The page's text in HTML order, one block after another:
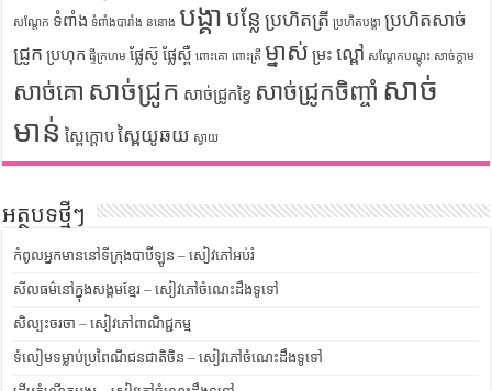
សណ្តែក ទំពាំង ទំពាំងបារាំង ននោង បង្គា បន្លែ ប្រហិតត្រី ប្រហិតបង្គា ប្រហិតសាច់
ជ្រូក ប្រហុក ផ្ទីក្រហម ផ្លែស៊ូ ផ្លែស្ពឺ ពោះគោ ពោះត្រី ម្នាស់ ម្រះ ល្ពៅ សណ្តែកបណ្តុះ សាច់ក្តាម
សាច់គោ សាច់ជ្រូក សាច់ជ្រូកខ្វៃ សាច់ជ្រូកចិញ្ចាំ សាច់
មាន់ ស្ពៃក្តោប ស្ពៃយូឆយ ស្វាយ
អត្ថបទថ្មីៗ
កំពូលអ្នកមាននៅទីក្រុងបាប៊ីឡូន – សៀវភៅអប់រំ
សីលធម៌នៅក្នុងសង្គមខ្មែរ – សៀវភៅចំណេះដឹងទូទៅ
សិល្បះចរចា – សៀវភៅពាណិជ្ជកម្ម
ទំលៀមទម្លាប់ប្រពៃណីជនជាតិចិន – សៀវភៅចំណេះដឹងទូទៅ